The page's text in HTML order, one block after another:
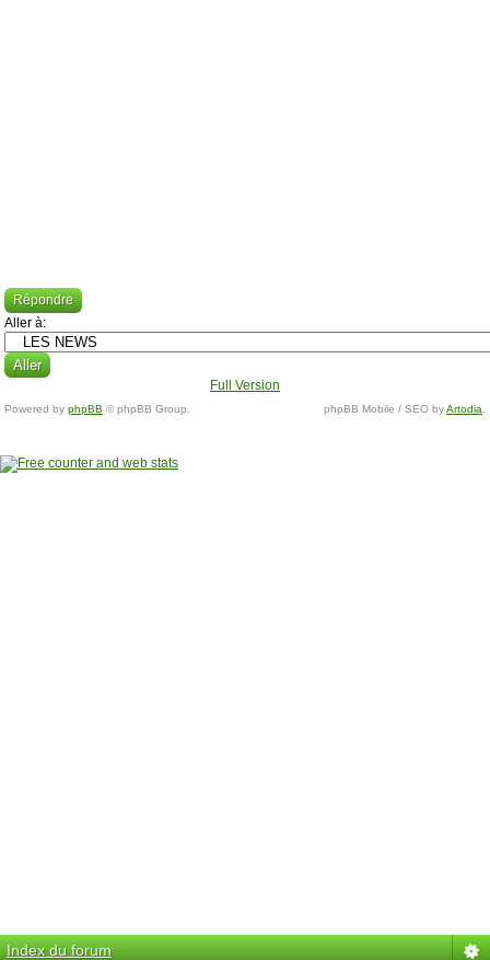
Répondre
Aller à:
Full Version
Powered by phpBB © phpBB Group. phpBB Mobile / SEO byArtodia
Index du forum